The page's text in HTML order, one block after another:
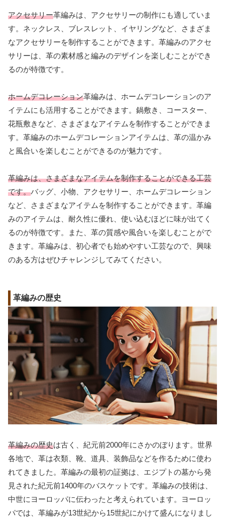
アクセサリー革編みは、アクセサリーの制作にも適していま
す。ネックレス、ブレスレット、イヤリングなど、さまざま
なアクセサリーを制作することができます。革編みのアクセ
サリーは、革の素材感と編みのデザインを楽しむことができ
るのが特徴です。
ホームデコレーション革編みは、ホームデコレーションのア
イテムにも活用することができます。鍋敷き、コースター、
花瓶敷きなど、さまざまなアイテムを制作することができま
す。革編みのホームデコレーションアイテムは、革の温かみ
と風合いを楽しむことができるのが魅力です。
革編みは、さまざまなアイテムを制作することができる工芸
です。バッグ、小物、アクセサリー、ホームデコレーション
など、さまざまなアイテムを制作することができます。革編
みのアイテムは、耐久性に優れ、使い込むほどに味が出てく
るのが特徴です。また、革の質感や風合いを楽しむことがで
きます。革編みは、初心者でも始めやすい工芸なので、興味
のある方はぜひチャレンジしてみてください。
革編みの歴史
革編みの歴史は古く、紀元前2000年にさかのぼります。世界
各地で、革は衣類、靴、道具、装飾品などを作るために使わ
れてきました。革編みの最初の証拠は、エジプトの墓から発
見された紀元前1400年のバスケットです。革編みの技術は、
中世にヨーロッパに伝わったと考えられています。ヨーロッ
パでは、革編みが13世紀から15世紀にかけて盛んになりまし